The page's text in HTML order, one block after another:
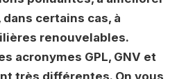
dans certains cas, à
renouvelables.
acronymes GPL, GNV et